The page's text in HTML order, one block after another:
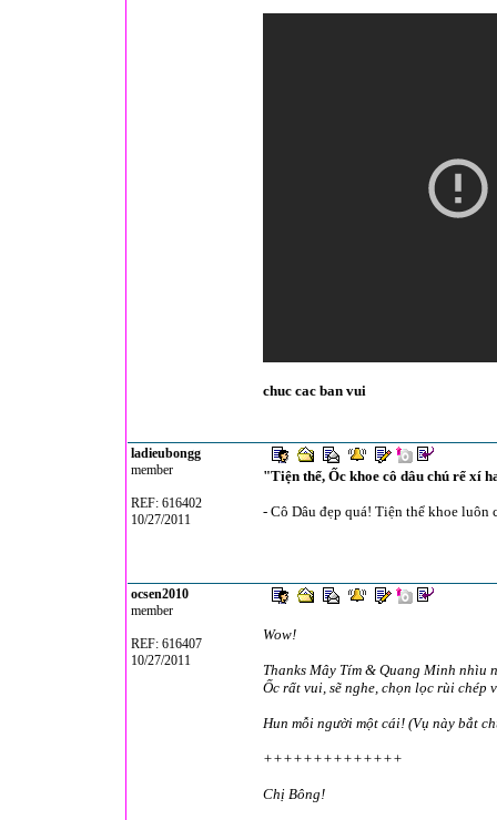
chuc cac ban vui
ladieubongg
member
REF: 616402
10/27/2011
"Tiện thể, Ốc khoe cô dâu chú rể xí
- Cô Dâu đẹp quá! Tiện thể khoe luôn
ocsen2010
member
REF: 616407
10/27/2011
Wow!
Thanks Mây Tím & Quang Minh nhìu
Ốc rất vui, sẽ nghe, chọn lọc rùi chép
Hun mỗi người một cái! (Vụ này bắt
++++++++++++++
Chị Bông!